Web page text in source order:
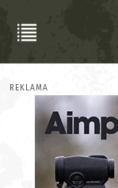
REKLAMA